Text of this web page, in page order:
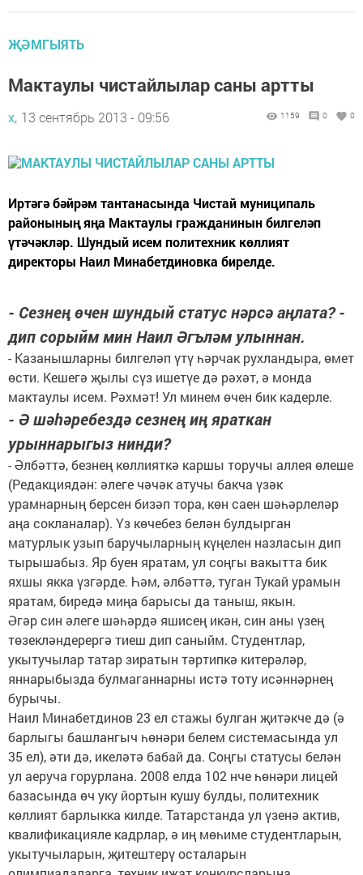
ҖӘМГЫЯТЬ
Мактаулы чистайлылар саны артты
х, 13 сентябрь 2013 - 09:56 1159 0 0
Иртәгә бәйрәм тантанасында Чистай муниципаль
районының яңа Мактаулы гражданинын билгеләп
үтәчәкләр. Шундый исем политехник көллият
директоры Наил Минабетдиновка бирелде.
- Сезнең өчен шундый статус нәрсә аңлата? -
дип сорыйм мин Наил Әгъләм улыннан.
- Казанышларны билгеләп үтү һәрчак рухландыра, өмет
өсти. Кешегә җылы сүз ишетүе дә рәхәт, ә монда
мактаулы исем. Рәхмәт! Ул минем өчен бик кадерле.
- Ә шәһәребездә сезнең иң яраткан
урыннарыгыз нинди?
- Әлбәттә, безнең көллияткә каршы торучы аллея өлеше
(Редакциядән: әлеге чәчәк атучы бакча үзәк
урамнарның берсен бизәп тора, көн саен шәһәрлеләр
аңа сокланалар). Үз көчебез белән булдырган
матурлык узып баручыларның күңелен назласын дип
тырышабыз. Яр буен яратам, ул соңгы вакытта бик
яхшы якка үзгәрде. Һәм, әлбәттә, туган Тукай урамын
яратам, биредә миңа барысы да таныш, якын.
Әгәр син әлеге шәһәрдә яшисең икән, син аны үзең
төзекләндерергә тиеш дип саныйм. Студентлар,
укытучылар татар зиратын тәртипкә китерәләр,
яннарыбызда булмаганнарны истә тоту исәннәрнең
бурычы.
Наил Минабетдинов 23 ел стажы булган җитәкче дә (ә
барлыгы башлангыч һөнәри белем системасында ул
35 ел), әти дә, икеләтә бабай да. Соңгы статусы белән
ул аеруча горурлана. 2008 елда 102 нче һөнәри лицей
базасында өч уку йортын кушу булды, политехник
көллият барлыкка килде. Татарстанда ул үзенә актив,
квалификацияле кадрлар, ә иң мөһиме студентларын,
укытучыларын, җитештерү осталарын